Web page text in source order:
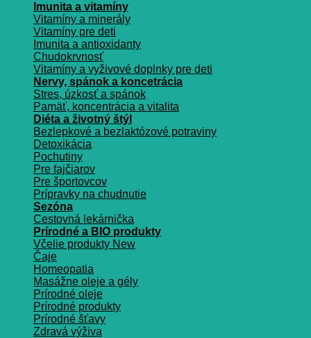
Imunita a vitamíny
Vitamíny a minerály
Vitamíny pre deti
Imunita a antioxidanty
Chudokrvnosť
Vitamíny a vyživové doplnky pre deti
Nervy, spánok a koncetrácia
Stres, úzkosť a spánok
Pamäť, koncentrácia a vitalita
Diéta a životný štýl
Bezlepkové a bezlaktózové potraviny
Detoxikácia
Pochutiny
Pre fajčiarov
Pre športovcov
Prípravky na chudnutie
Sezóna
Cestovná lekárnička
Prírodné a BIO produkty
Včelie produkty
Čaje
Homeopatia
Masážne oleje a gély
Prírodné oleje
Prírodné produkty
Prírodné šťavy
Zdravá výživa